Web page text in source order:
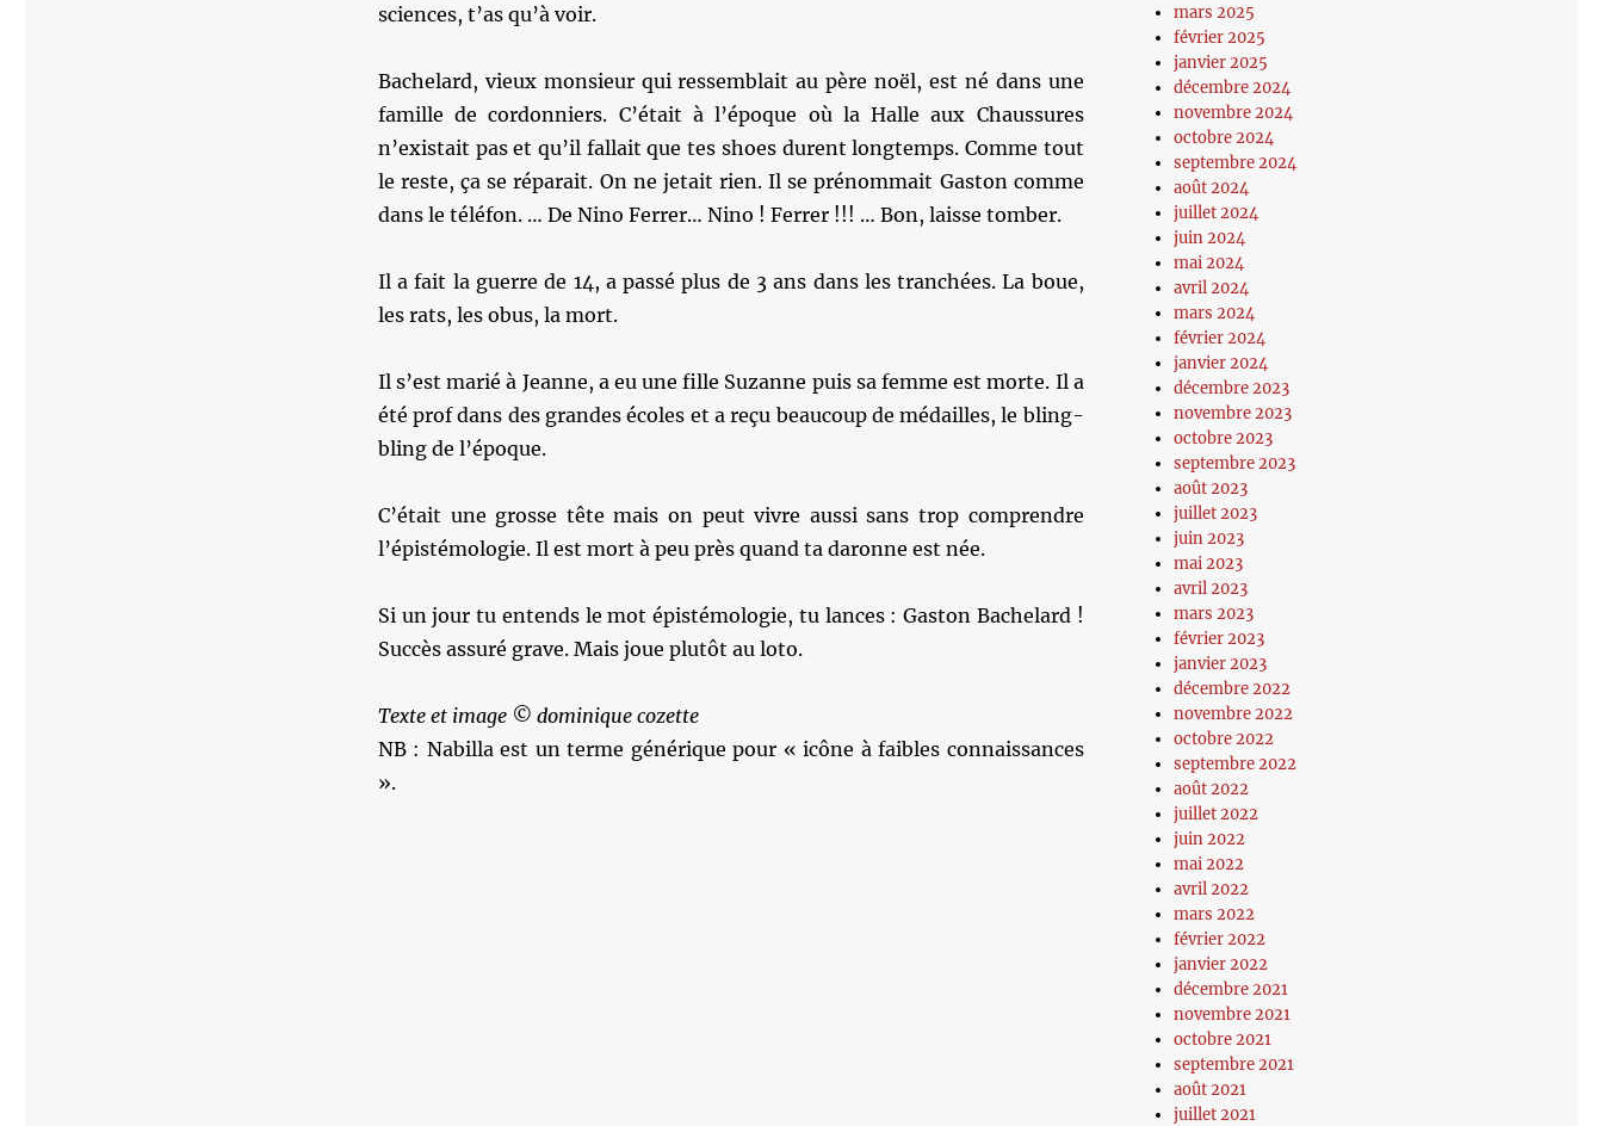
sciences, t’as qu’à voir.
Bachelard, vieux monsieur qui ressemblait au père noël, est né dans une
famille de cordonniers. C’était à l’époque où la Halle aux Chaussures
n’existait pas et qu’il fallait que tes shoes durent longtemps. Comme tout
le reste, ça se réparait. On ne jetait rien. Il se prénommait Gaston comme
dans le téléfon. … De Nino Ferrer… Nino ! Ferrer !!! … Bon, laisse tomber.
Il a fait la guerre de 14, a passé plus de 3 ans dans les tranchées. La boue,
les rats, les obus, la mort.
Il s’est marié à Jeanne, a eu une fille Suzanne puis sa femme est morte. Il a
été prof dans des grandes écoles et a reçu beaucoup de médailles, le bling-
bling de l’époque.
C’était une grosse tête mais on peut vivre aussi sans trop comprendre
l’épistémologie. Il est mort à peu près quand ta daronne est née.
Si un jour tu entends le mot épistémologie, tu lances : Gaston Bachelard !
Succès assuré grave. Mais joue plutôt au loto.
Texte et image © dominique cozette
NB : Nabilla est un terme générique pour « icône à faibles connaissances
».
mars 2025
février 2025
janvier 2025
décembre 2024
novembre 2024
octobre 2024
septembre 2024
août 2024
juillet 2024
juin 2024
mai 2024
avril 2024
mars 2024
février 2024
janvier 2024
décembre 2023
novembre 2023
octobre 2023
septembre 2023
août 2023
juillet 2023
juin 2023
mai 2023
avril 2023
mars 2023
février 2023
janvier 2023
décembre 2022
novembre 2022
octobre 2022
septembre 2022
août 2022
juillet 2022
juin 2022
mai 2022
avril 2022
mars 2022
février 2022
janvier 2022
décembre 2021
novembre 2021
octobre 2021
septembre 2021
août 2021
juillet 2021